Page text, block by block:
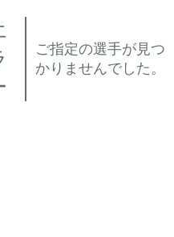
ご指定の選手が見つ
かりませんでした。